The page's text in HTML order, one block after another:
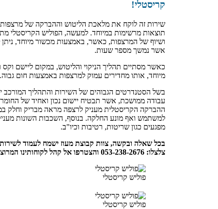
קריסטלי!
שירות זה לוקח את מלאכת הליטוש וההברקה של
תוצאות מרשימות במיוחד. למעשה, הפוליש הקריסטלי
ושיוף של המרצפות, כאשר, באמצעות מכשור מיוחד, ניתן
אשר נמשך מספר שעות.
כאשר מסתיים תהליך הניקוי והליטוש, במקום ליישם
מיוחד, אותו מחדירים עמוק למרצפות באמצעות חום גבוה.
בשל הסטנדרטים הגבוהים של השירות והתהליך
עבודה ממושכת, אשר תבטיח יישום נכון ואחיד של
ההברקה הקריסטלית מעניק לרצפה מראה מבריק וחלק
למשתמש ואף מונע החלקה. בנוסף, השכבות השונות
מפגעים כגון שריטות, רטיבות וכיו"ב.
בכל שאלה ובקשה, צוות קבוצת מעוז ישמח לעמוד
צלצלו: 053-238-2676 והצטרפו אל קהל לקוחותינו המרוצים!
פוליש קריסטלי
פוליש קריסטלי